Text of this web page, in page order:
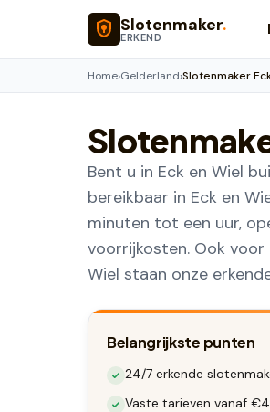
Naar hoofdinhoud
Slotenmaker.
ERKEND
Home›Gelderland›Slotenmaker
Bent u in Eck en Wiel
bereikbaar in Eck en
minuten tot een uur,
voorrijkosten. Ook voor
Wiel staan onze
Belangrijkste punten
24/7 erkende
Vaste tarieven vanaf